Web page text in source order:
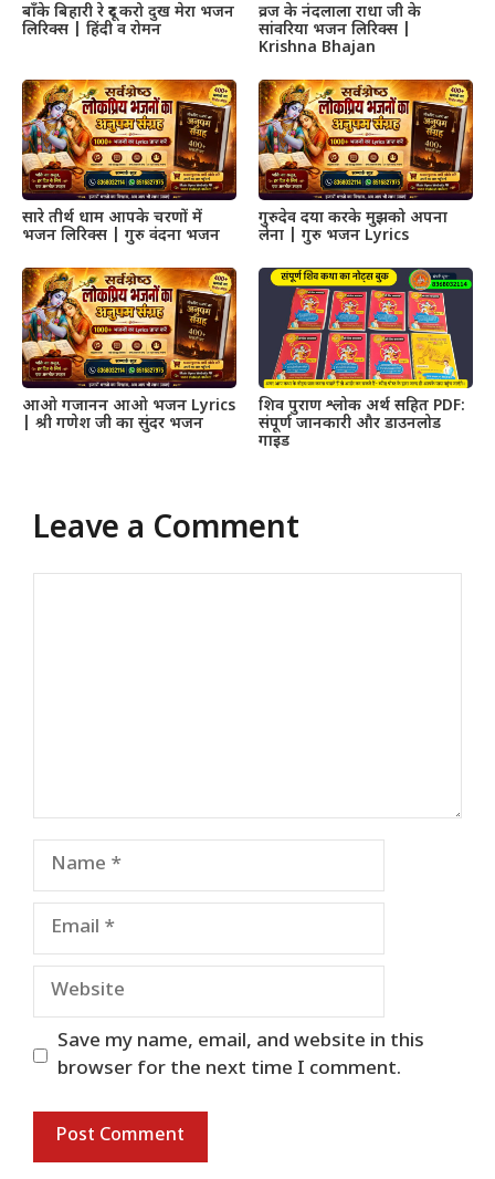
बाँके बिहारी रे दूर करो दुख मेरा भजन
लिरिक्स | हिंदी व रोमन
व्रज के नंदलाला राधा जी के
सांवरिया भजन लिरिक्स |
Krishna Bhajan
सारे तीर्थ धाम आपके चरणों में
भजन लिरिक्स | गुरु वंदना भजन
गुरुदेव दया करके मुझको अपना
लेना | गुरु भजन Lyrics
आओ गजानन आओ भजन Lyrics
| श्री गणेश जी का सुंदर भजन
शिव पुराण श्लोक अर्थ सहित PDF:
संपूर्ण जानकारी और डाउनलोड
गाइड
Leave a Comment
Name
Email
Website
Save my name, email, and website in this
browser for the next time I comment.